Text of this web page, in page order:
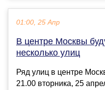
01:00, 25 Апр
В центре Москвы
несколько улиц
Ряд улиц в центре
21.00 вторника, 25